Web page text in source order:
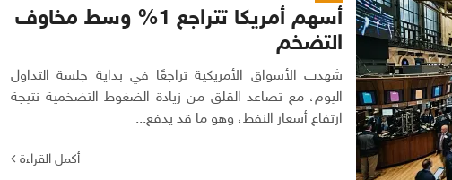
أسهم أمريكا تتراجع 1% وسط مخاوف
التضخم
شهدت الأسواق الأمريكية تراجعًا في بداية جلسة التداول
اليوم، مع تصاعد القلق من زيادة الضغوط التضخمية نتيجة
ارتفاع أسعار النفط، وهو ما قد يدفع...
أكمل القراءة